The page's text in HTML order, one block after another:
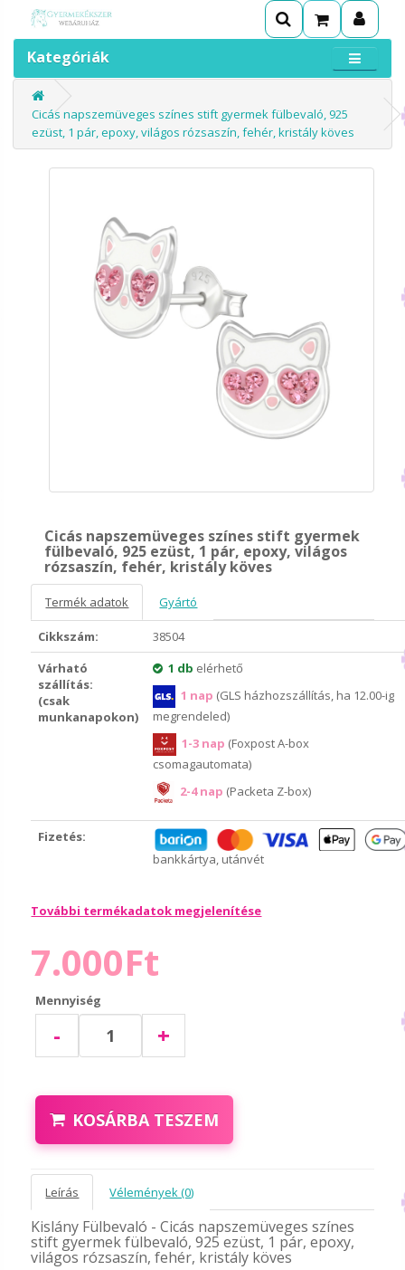
Kategóriák
Cicás napszemüveges színes stift gyermek fülbevaló, 925
ezüst, 1 pár, epoxy, világos rózsaszín, fehér, kristály köves
Cicás napszemüveges színes stift gyermek
fülbevaló, 925 ezüst, 1 pár, epoxy, világos
rózsaszín, fehér, kristály köves
Termék adatok Gyártó
Cikkszám:
38504
Várható
szállítás:
(csak
munkanapokon)
1 db elérhető
1 nap (GLS házhozszállítás, ha 12.00-ig
megrendeled)
1-3 nap (Foxpost A-box
csomagautomata)
2-4 nap (Packeta Z-box)
Fizetés:
bankkártya, utánvét
További termékadatok megjelenítése
7.000Ft
Mennyiség
- +
KOSÁRBA TESZEM
Leírás Vélemények (0)
Kislány Fülbevaló - Cicás napszemüveges színes
stift gyermek fülbevaló, 925 ezüst, 1 pár, epoxy,
világos rózsaszín, fehér, kristály köves